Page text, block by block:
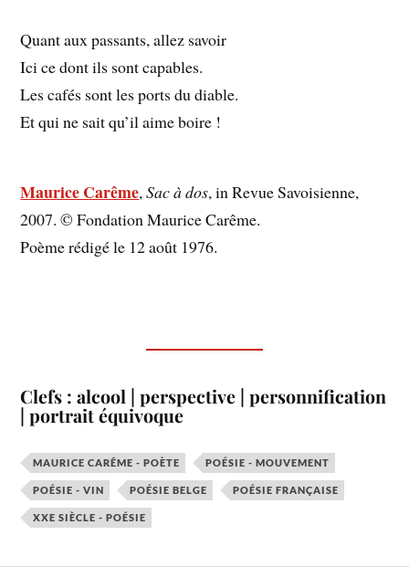
Quant aux passants, allez savoir
Ici ce dont ils sont capables.
Les cafés sont les ports du diable.
Et qui ne sait qu’il aime boire !
Maurice Carême,Sac à dos, in Revue Savoisienne,
2007. © Fondation Maurice Carême.
Poème rédigé le 12 août 1976.
Clefs : alcool | perspective | personnification
| portrait équivoque
MAURICE CARÊME - POÈTE POÉSIE - MOUVEMENT
POÉSIE - VIN POÉSIE BELGE POÉSIE FRANÇAISE
XXE SIÈCLE - POÉSIE